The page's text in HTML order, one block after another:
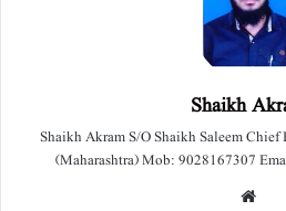
Shaikh
Shaikh Akram S/O Shaikh Saleem
(Maharashtra) Mob: 9028167307